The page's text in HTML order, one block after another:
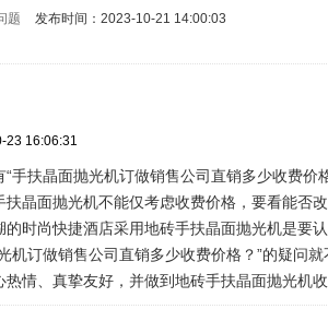
题 发布时间：2023-10-21 14:00:03
23 16:06:31
“手扶晶面抛光机订做销售公司直销多少收费
扶晶面抛光机不能仅考虑收费价格，要看能否
的时尚快捷酒店采用地砖手扶晶面抛光机是要
机订做销售公司直销多少收费价格？”的疑问
情、真挚友好，并做到地砖手扶晶面抛光机